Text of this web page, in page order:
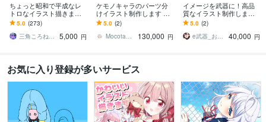
ちょっと昭和で平成なレ
トロなイラスト描きます
昭和・平成レトロ☆ネオ
ン☆パステル
5.0 (273)
三角ころねる☆プロフ必読願います
5,000 円
ケモノキャラのパーツ分
けイラスト制作します 顔
が良いイケケモVtuberに
なりたい方、お任せくだ
さい！
5.0 (2)
Mocota（もこた）
130,000 円
イメージを武器に！高品
質なイラスト制作します
配信イラスト、立ち絵、
キャラデザまで幅広くお
まかせください！
5.0 (2)
e武器_お仕事募集中！
40,000 円
お気に入り登録が多いサービス